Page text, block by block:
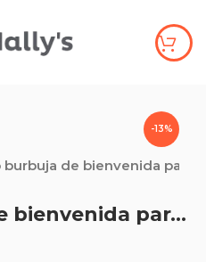
-13%
burbuja de bienvenida para
Globo burbuja de bienvenida para niña